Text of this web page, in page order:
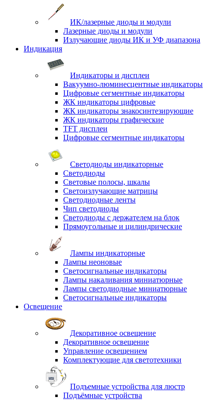
ИК/лазерные диоды и модули
Лазерные диоды и модули
Излучающие диоды ИК и УФ диапазона
Индикация
Индикаторы и дисплеи
Вакуумно-люминесцентные индикаторы
Цифровые сегментные индикаторы
ЖК индикаторы цифровые
ЖК индикаторы знакосинтезирующие
ЖК индикаторы графические
TFT дисплеи
Цифровые сегментные индикаторы
Светодиоды индикаторные
Светодиоды
Световые полосы, шкалы
Светоизлучающие матрицы
Светодиодные ленты
Чип светодиоды
Светодиоды с держателем на блок
Прямоугольные и цилиндрические
Лампы индикаторные
Лампы неоновые
Светосигнальные индикаторы
Лампы накаливания миниатюрные
Лампы светодиодные миниатюрные
Светосигнальные индикаторы
Освещение
Декоративное освещение
Декоративное освещение
Управление освещением
Комплектующие для светотехники
Подъемные устройства для люстр
Подъёмные устройства